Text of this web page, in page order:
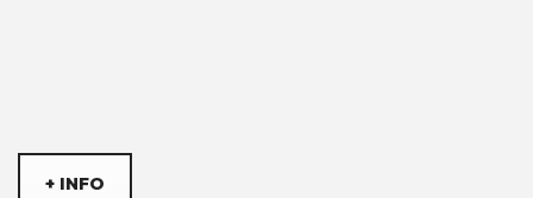
+ INFO